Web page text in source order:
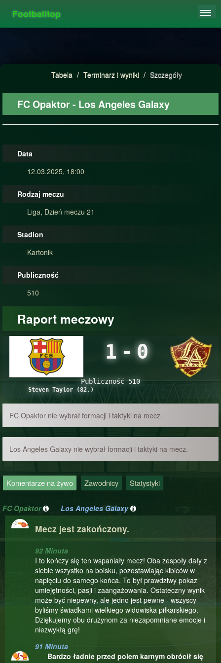
Footballtop
STATYSTYKI
Tabela / Terminarz i wyniki / Szczegóły
FC Opaktor - Los Angeles Galaxy
Data
12.03.2025, 18:00
Rodzaj meczu
Liga, Dzień meczu 21
Stadion
Kartonik
Publiczność
510
Raport meczowy
1 -0
Publiczność 510
Steven Taylor (82.)
FC Opaktor nie wybrał formacji i taktyki na mecz.
Los Angeles Galaxy nie wybrał formacji i taktyki na mecz.
Komentarze na żywo Zawodnicy Statystyki
FC Opaktor Los Angeles Galaxy
Mecz jest zakończony.
92 Minuta
I to kończy się ten wspaniały mecz! Oba zespoły dały z
siebie wszystko na boisku, pozostawiając kibiców w
napięciu do samego końca. To był prawdziwy pokaz
umiejętności, pasji i zaangażowania. Ostateczny wynik
może być niepewny, ale jedno jest pewne - wszyscy
byliśmy świadkami wielkiego widowiska piłkarskiego.
Dziękujemy obu drużynom za niezapomniane emocje i
niezwykłą grę!
91 Minuta
Bardzo ładnie przed polem karnym obrócił się